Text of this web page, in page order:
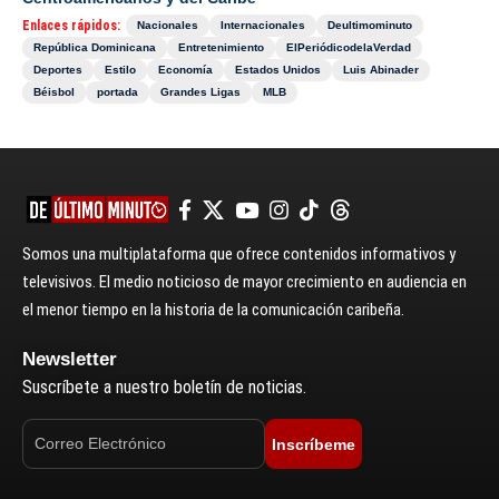
Enlaces rápidos: Nacionales Internacionales
Deultimominuto
República Dominicana
Entretenimiento
ElPeriódicodelaVerdad
Deportes
Estilo Economía Estados Unidos
Luis Abinader
Béisbol
portada Grandes Ligas MLB
Somos una multiplataforma que ofrece contenidos informativos y
televisivos. El medio noticioso de mayor crecimiento en audiencia en
el menor tiempo en la historia de la comunicación caribeña.
Newsletter
Suscríbete a nuestro boletín de noticias.
Inscríbeme